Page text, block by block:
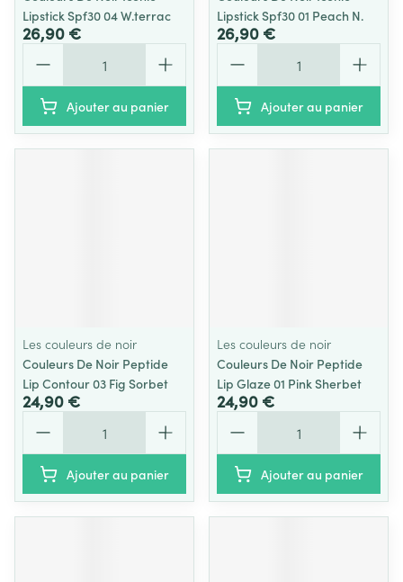
Lipstick Spf30 04 W.terrac
26,90 €
Ajouter au panier
Lipstick Spf30 01 Peach N.
26,90 €
Ajouter au panier
Les couleurs de noir
Couleurs De Noir Peptide
Lip Contour 03 Fig Sorbet
24,90 €
Ajouter au panier
Les couleurs de noir
Couleurs De Noir Peptide
Lip Glaze 01 Pink Sherbet
24,90 €
Ajouter au panier